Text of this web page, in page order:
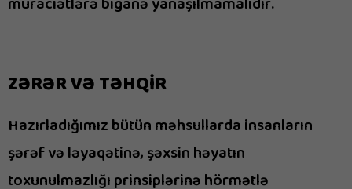
ZƏRƏR VƏ TƏHQİR
Hazırladığımız bütün məhsullarda insanların
şərəf və ləyaqətinə, şəxsin həyatın
toxunulmazlığı prinsiplərinə hörmətlə